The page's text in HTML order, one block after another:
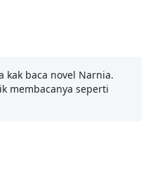
kak baca novel Narnia.
membacanya seperti